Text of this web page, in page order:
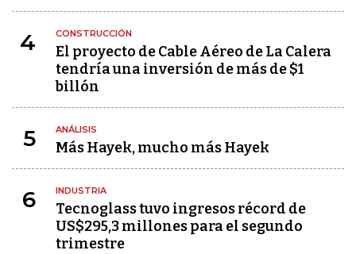
4 CONSTRUCCIÓN
El proyecto de Cable Aéreo de La Calera
tendría una inversión de más de $1
billón
5 ANÁLISIS
Más Hayek, mucho más Hayek
6 INDUSTRIA
Tecnoglass tuvo ingresos récord de
US$295,3 millones para el segundo
trimestre